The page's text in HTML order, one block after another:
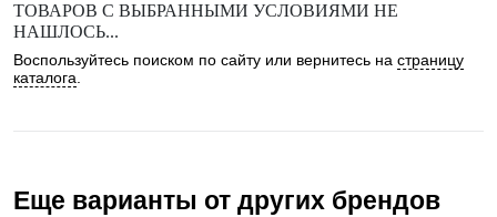
ТОВАРОВ С ВЫБРАННЫМИ УСЛОВИЯМИ НЕ
НАШЛОСЬ...
Воспользуйтесь поиском по сайту или вернитесь на страницу
каталога.
Еще варианты от других брендов